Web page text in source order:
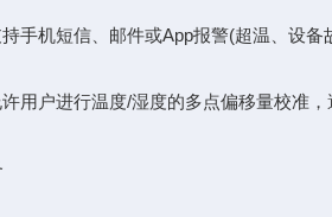
机短信、邮件或App报警(超温、设备
户进行温度/湿度的多点偏移量校准，